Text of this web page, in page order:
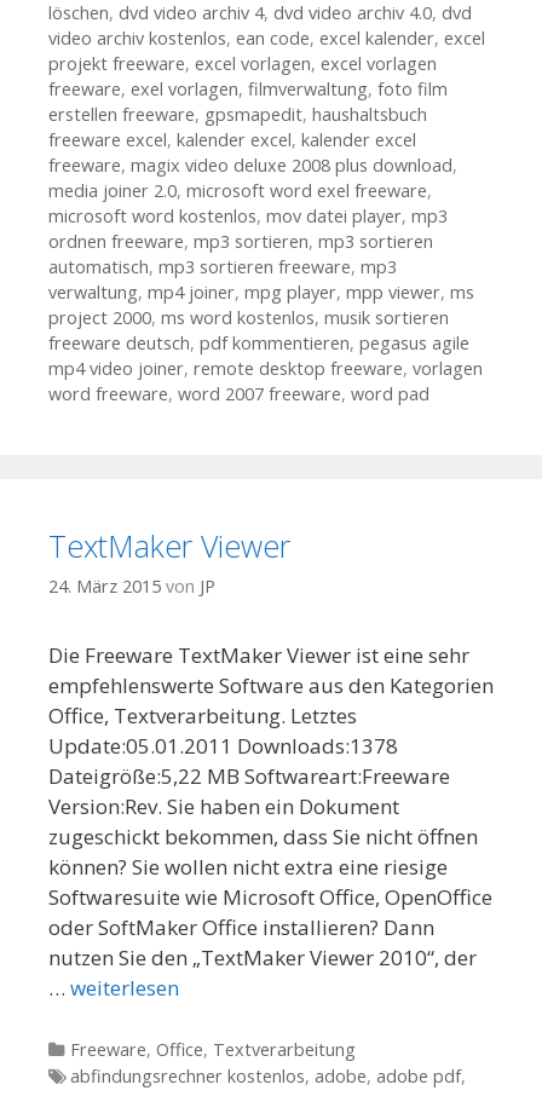
löschen, dvd video archiv 4, dvd video archiv 4.0, dvd
video archiv kostenlos, ean code, excel kalender, excel
projekt freeware, excel vorlagen, excel vorlagen
freeware, exel vorlagen, filmverwaltung, foto film
erstellen freeware, gpsmapedit, haushaltsbuch
freeware excel, kalender excel, kalender excel
freeware, magix video deluxe 2008 plus download,
media joiner 2.0, microsoft word exel freeware,
microsoft word kostenlos, mov datei player, mp3
ordnen freeware, mp3 sortieren, mp3 sortieren
automatisch, mp3 sortieren freeware, mp3
verwaltung, mp4 joiner, mpg player, mpp viewer, ms
project 2000, ms word kostenlos, musik sortieren
freeware deutsch, pdf kommentieren, pegasus agile
mp4 video joiner, remote desktop freeware, vorlagen
word freeware, word 2007 freeware, word pad
TextMaker Viewer
24. März 2015 von JP
Die Freeware TextMaker Viewer ist eine sehr
empfehlenswerte Software aus den Kategorien
Office, Textverarbeitung. Letztes
Update:05.01.2011 Downloads:1378
Dateigröße:5,22 MB Softwareart:Freeware
Version:Rev. Sie haben ein Dokument
zugeschickt bekommen, dass Sie nicht öffnen
können? Sie wollen nicht extra eine riesige
Softwaresuite wie Microsoft Office, OpenOffice
oder SoftMaker Office installieren? Dann
nutzen Sie den „TextMaker Viewer 2010“, der
… weiterlesen
Kategorien
Freeware, Office, Textverarbeitung
Tags
abfindungsrechner kostenlos, adobe, adobe pdf,